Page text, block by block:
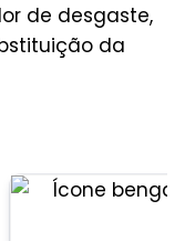
de desgaste,
da